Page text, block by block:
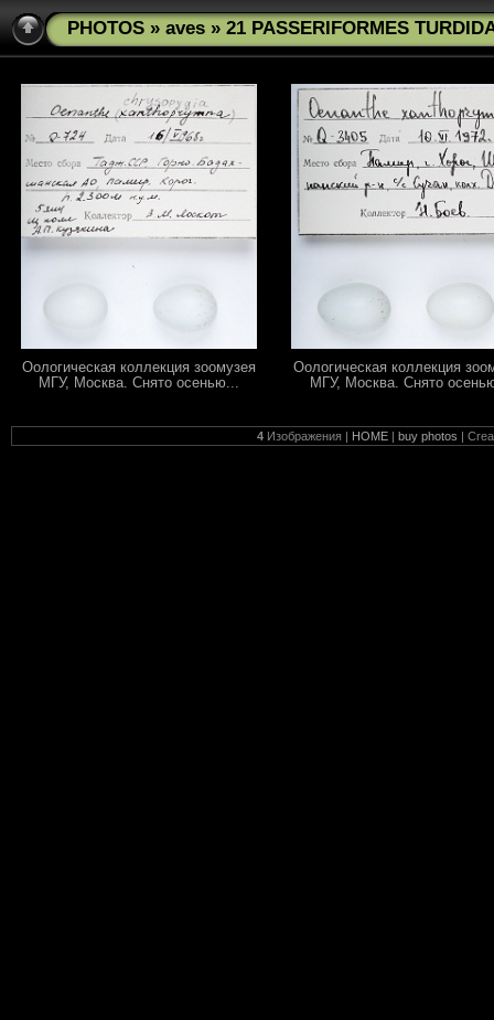
PHOTOS » aves » 21 PASSERIFORMES
Оологическая коллекция зоомузея
МГУ, Москва. Снято осенью...
Оологическая коллекция
МГУ, Москва. Снято
4 Изображения | HOME | buy photos |